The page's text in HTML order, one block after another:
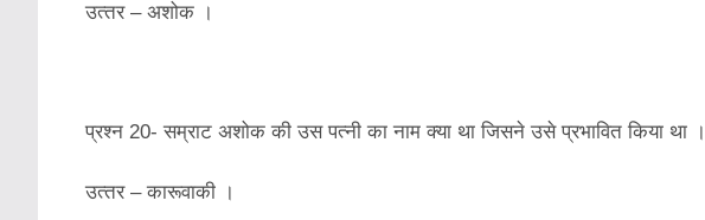
उत्‍तर – अशोक ।
प्रश्‍न 20- सम्राट अशोक की उस पत्‍नी का नाम क्‍या था जिसने उसे प्रभावित किया था ।
उत्‍तर – कारूवाकी ।